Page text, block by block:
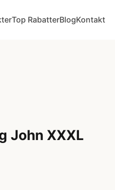
Top RabatterBlogKontakt
John XXXL